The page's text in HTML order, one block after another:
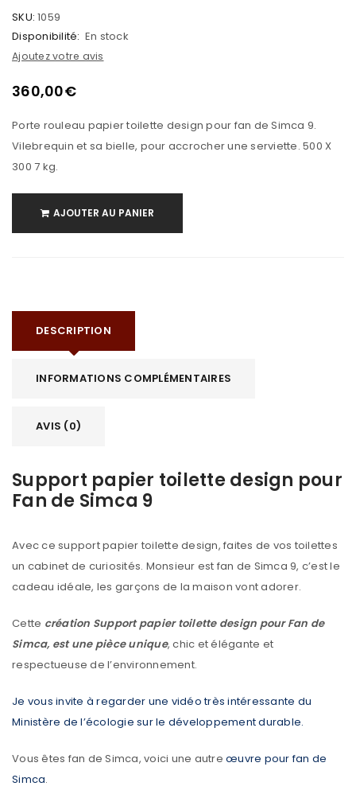
SKU: 1059
Disponibilité: En stock
Ajoutez votre avis
360,00€
Porte rouleau papier toilette design pour fan de Simca 9.
Vilebrequin et sa bielle, pour accrocher une serviette. 500 X
300 7 kg.
AJOUTER AU PANIER
DESCRIPTION
INFORMATIONS COMPLÉMENTAIRES
AVIS (0)
Support papier toilette design pour
Fan de Simca 9
Avec ce support papier toilette design, faites de vos toilettes
un cabinet de curiosités. Monsieur est fan de Simca 9, c’est le
cadeau idéale, les garçons de la maison vont adorer.
Cette création Support papier toilette design pour Fan de
Simca, est une pièce unique, chic et élégante et
respectueuse de l’environnement.
Je vous invite à regarder une vidéo très intéressante du
Ministère de l’écologie sur le développement durable.
Vous êtes fan de Simca, voici une autre œuvre pour fan de
Simca.